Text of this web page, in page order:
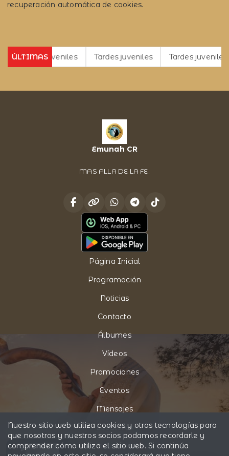
recuperación automática de cookies.
ÚLTIMAS
juveniles Tardes juveniles Tardes juveniles
Emunah CR
MAS ALLA DE LA FE.
Página Inicial
Programación
Noticias
Contacto
Álbumes
Vídeos
Promociones
Eventos
Mensajes
Locutores
Pide tu canción
Nuestro sitio web utiliza cookies y otras tecnologías para
que nosotros y nuestros socios podamos recordarle y
comprender cómo utiliza el sitio web. Si continúa